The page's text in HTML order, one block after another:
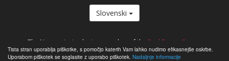
Tista stran uporablja piškotke, s pomočjo katerih Vam lahko nudimo efikasnejše oskrbe.
Uporabom piškotek se soglasite z uporabo piškotek. Nadaljnje informacije
Slovenski
The Nepremicnine.hu is a member of the Real Estate Group.
Nepremičnine na prodaj na Madžarskem - Nepremicnine.hu © 2026 Vse